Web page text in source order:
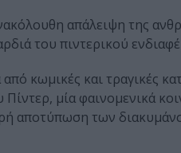
απάλειψη της
του πιντερικού
κωμικές και τραγικές
μία φαινομενικά
αποτύπωση των